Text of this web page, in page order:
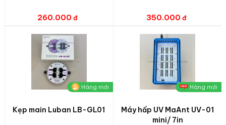
260.000 350.000
Hàng mới
Kẹp main Luban LB-GL01
Hàng mới
Máy hấp UV MaAnt UV-01
mini/ 7in